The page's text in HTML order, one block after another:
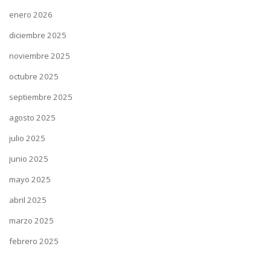
enero 2026
diciembre 2025
noviembre 2025
octubre 2025
septiembre 2025
agosto 2025
julio 2025
junio 2025
mayo 2025
abril 2025
marzo 2025
febrero 2025